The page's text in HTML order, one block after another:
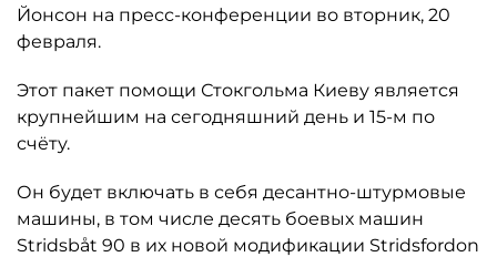
Йонсон на пресс-конференции во вторник, 20
февраля.
Этот пакет помощи Стокгольма Киеву является
крупнейшим на сегодняшний день и 15-м по
счёту.
Он будет включать в себя десантно-штурмовые
машины, в том числе десять боевых машин
Stridsbåt 90 в их новой модификации Stridsfordon